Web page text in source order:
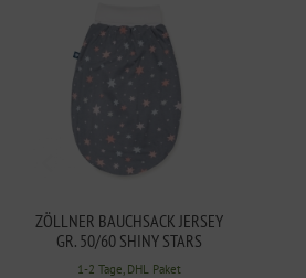
ZÖLLNER BAUCHSACK JERSEY
GR. 50/60 SHINY STARS
1-2 Tage, DHL Paket